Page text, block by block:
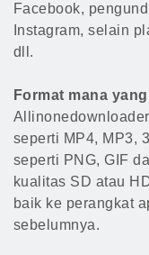
Facebook,
Instagram, selain
dll.
Format mana
seperti MP4, MP3,
seperti PNG, GIF
kualitas SD atau
baik ke perangkat
sebelumnya.